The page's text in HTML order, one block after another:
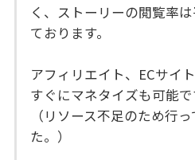
く、ストーリーの閲覧率
ております。
アフィリエイト、ECサイ
すぐにマネタイズも可能で
（リソース不足のため行
た。）